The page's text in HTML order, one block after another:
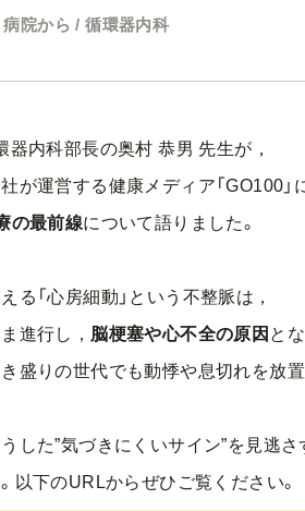
病院から / 循環器内科
器内科部長の奥村 恭男 先生が，
が運営する健康メディア「GO100」
の最前線について語りました。
る「心房細動」 という不整脈は，
進行し， 脳梗塞や心不全の原因 と
盛りの世代でも動悸や息切れを放
した”気づきにくいサイン”を見逃
以下のURLからぜひご覧ください。